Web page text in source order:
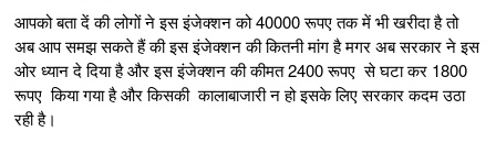
आपको बता दें की लोगों ने इस इंजेक्शन को 40000 रूपए तक में भी खरीदा है तो
अब आप समझ सकते हैं की इस इंजेक्शन की कितनी मांग है मगर अब सरकार ने इस
ओर ध्यान दे दिया है और इस इंजेक्शन की कीमत 2400 रूपए से घटा कर 1800
रूपए किया गया है और किसकी कालाबाजारी न हो इसके लिए सरकार कदम उठा
रही है।